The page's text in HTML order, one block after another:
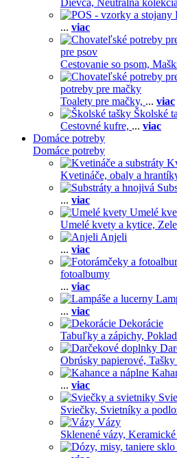
Dievča, Neutrálna
... viac
pre psov
Cestovanie so psom,
potreby pre mačky
Toalety pre mačky, ... viac
Školské
Cestovné kufre, ... viac
Domáce potreby
Domáce potreby
Kvetináče, obaly a
... viac
Umelé
Umelé kvety a kytice,
Anjeli
... viac
fotoalbumy
... viac
... viac
Dekorácie
Tabuľky a zápichy,
Obrúsky papierové, Tašky
... viac
Sviečky, Svietníky a
Vázy
Sklenené vázy, Keramické